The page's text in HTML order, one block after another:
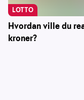
Hvordan ville du
kroner?
LOTTO